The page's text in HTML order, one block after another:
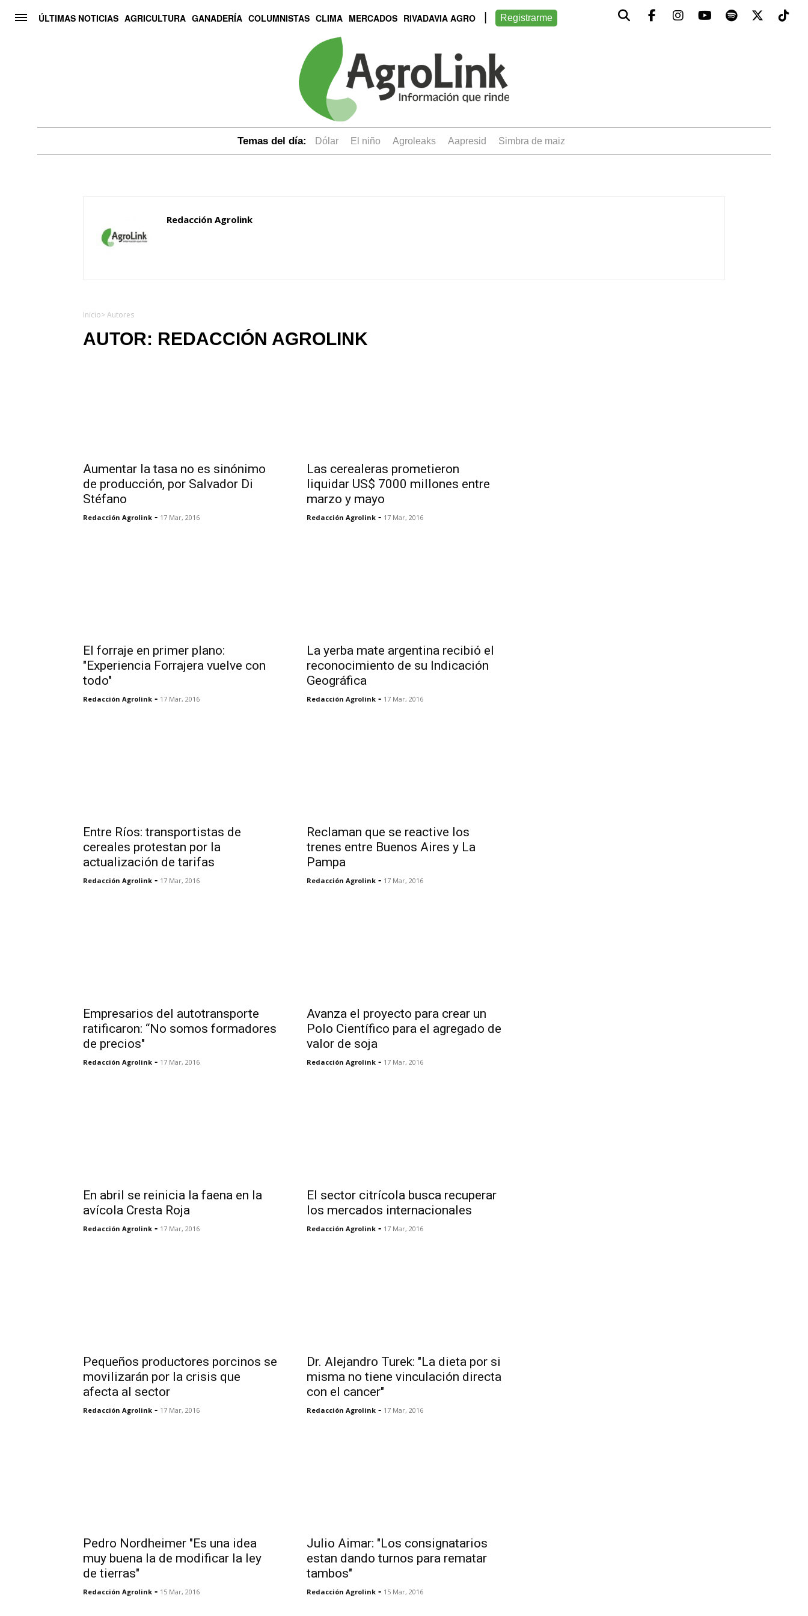
ÚLTIMAS NOTICIAS AGRICULTURA GANADERÍA COLUMNISTAS CLIMA MERCADOS RIVADAVIA AGRO Registrarme
Temas del día: dólar el niño Agroleaks aapresid simbra de maiz
Redacción Agrolink
Inicio> Autores
AUTOR: REDACCIÓN AGROLINK
Aumentar la tasa no es sinónimo
de producción, por Salvador Di
Stéfano
Redacción Agrolink - 17 Mar, 2016
Las cerealeras prometieron
liquidar US$ 7000 millones entre
marzo y mayo
Redacción Agrolink - 17 Mar, 2016
El forraje en primer plano:
"Experiencia Forrajera vuelve con
todo"
Redacción Agrolink - 17 Mar, 2016
La yerba mate argentina recibió el
reconocimiento de su Indicación
Geográfica
Redacción Agrolink - 17 Mar, 2016
Entre Ríos: transportistas de
cereales protestan por la
actualización de tarifas
Redacción Agrolink - 17 Mar, 2016
Reclaman que se reactive los
trenes entre Buenos Aires y La
Pampa
Redacción Agrolink - 17 Mar, 2016
Empresarios del autotransporte
ratificaron: “No somos formadores
de precios"
Redacción Agrolink - 17 Mar, 2016
Avanza el proyecto para crear un
Polo Científico para el agregado de
valor de soja
Redacción Agrolink - 17 Mar, 2016
En abril se reinicia la faena en la
avícola Cresta Roja
Redacción Agrolink - 17 Mar, 2016
El sector citrícola busca recuperar
los mercados internacionales
Redacción Agrolink - 17 Mar, 2016
Pequeños productores porcinos se
movilizarán por la crisis que
afecta al sector
Redacción Agrolink - 17 Mar, 2016
Dr. Alejandro Turek: "La dieta por si
misma no tiene vinculación directa
con el cancer"
Redacción Agrolink - 17 Mar, 2016
Pedro Nordheimer "Es una idea
muy buena la de modificar la ley
de tierras"
Redacción Agrolink - 15 Mar, 2016
Julio Aimar: "Los consignatarios
estan dando turnos para rematar
tambos"
Redacción Agrolink - 15 Mar, 2016